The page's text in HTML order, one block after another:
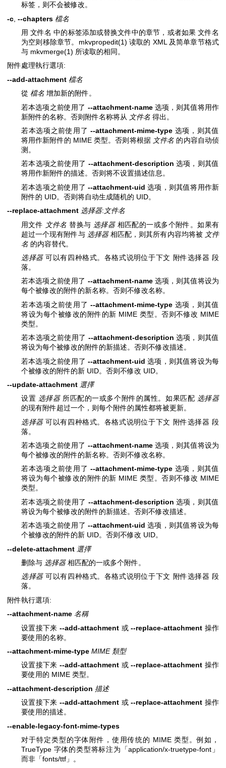
标签，则不会被修改。
-c --chapters 檔名
用 文件名 中的标签添加或替换文件中的章节，或者如果 文件名
为空则移除章节。 mkvpropedit(1) 读取的 XML 及简单章节格式
与 mkvmerge(1) 所读取的相同。
附件處理執行選項:
--add-attachment 檔名
從 檔名 增加新的附件。
若本选项之前使用了 --attachment-name选项，则其值将用作
新附件的名称。否则附件名称将从 文件名 得出。
若本选项之前使用了 --attachment-mime-type选项，则其值
将用作新附件的 MIME 类型。否则将根据 文件名 的内容自动侦
测。
若本选项之前使用了 --attachment-description 选项，则其值
将用作新附件的描述。否则将不设置描述信息。
若本选项之前使用了 --attachment-uid 选项，则其值将用作新
附件的 UID。否则将自动生成随机的 UID。
--replace-attachment 选择器:文件名
用文件 文件名 替换与 选择器相匹配的一或多个附件。如果有
超过一个现有附件与 选择器相匹配，则其所有内容均将被 文件
名 的内容替代。
选择器可以有四种格式。各格式说明位于下文 附件选择器 段
落。
若本选项之前使用了 --attachment-name选项，则其值将设为
每个被修改的附件的新名称。否则不修改名称。
若本选项之前使用了 --attachment-mime-type选项，则其值
将设为每个被修改的附件的新 MIME 类型。否则不修改 MIME
类型。
若本选项之前使用了 --attachment-description 选项，则其值
将设为每个被修改的附件的新描述。否则不修改描述。
若本选项之前使用了 --attachment-uid 选项，则其值将设为每
个被修改的附件的新 UID。否则不修改 UID。
--update-attachment 選擇
设置 选择器所匹配的一或多个附件的属性。如果匹配 选择器
的现有附件超过一个，则每个附件的属性都将被更新。
选择器可以有四种格式。各格式说明位于下文 附件选择器 段
落。
若本选项之前使用了 --attachment-name选项，则其值将设为
每个被修改的附件的新名称。否则不修改名称。
若本选项之前使用了 --attachment-mime-type选项，则其值
将设为每个被修改的附件的新 MIME 类型。否则不修改 MIME
类型。
若本选项之前使用了 --attachment-description 选项，则其值
将设为每个被修改的附件的新描述。否则不修改描述。
若本选项之前使用了 --attachment-uid 选项，则其值将设为每
个被修改的附件的新 UID。否则不修改 UID。
--delete-attachment 選擇
删除与 选择器相匹配的一或多个附件。
选择器可以有四种格式。各格式说明位于下文 附件选择器 段
落。
附件執行選項:
--attachment-name 名稱
设置接下来--add-attachment 或--replace-attachment 操作
要使用的名称。
--attachment-mime-type MIME 類型
设置接下来--add-attachment 或--replace-attachment 操作
要使用的 MIME 类型。
--attachment-description 描述
设置接下来--add-attachment 或--replace-attachment 操作
要使用的描述。
--enable-legacy-font-mime-types
对于特定类型的字体附件，使用传统的 MIME 类型。例如，
TrueType 字体的类型将标注为「application/x-truetype-font」
而非「fonts/ttf」。